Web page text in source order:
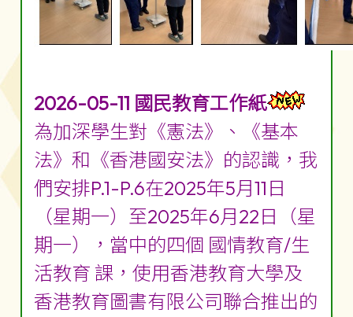
2026-05-11 國民教育工作紙
為加深學生對《憲法》、《基本
法》和《香港國安法》的認識，我
們安排P.1-P.6在2025年5月11日
（星期一）至2025年6月22日（星
期一），當中的四個 國情教育/生
活教育 課，使用香港教育大學及
香港教育圖書有限公司聯合推出的